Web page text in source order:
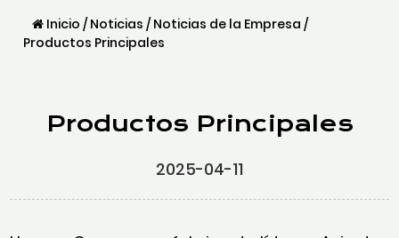
Inicio / Noticias / Noticias de la Empresa /
Productos Principales
Productos Principales
2025-04-11